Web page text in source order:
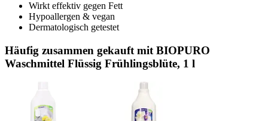
Wirkt effektiv gegen Fett
Hypoallergen & vegan
Dermatologisch getestet
Häufig zusammen gekauft mit BIOPURO
Waschmittel Flüssig Frühlingsblüte, 1 l